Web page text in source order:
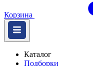
Корзина
Каталог
Подборки